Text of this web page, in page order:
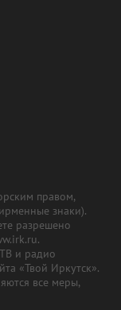
правом,
знаки).
разрешено
и радио
«Твой Иркутск».
все меры,